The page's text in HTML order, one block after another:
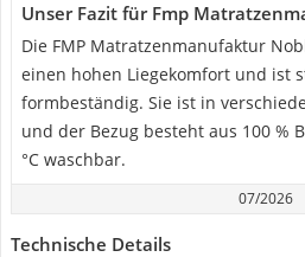
Unser Fazit für Fmp
Die FMP Matratzenmanufaktur
einen hohen Liegekomfort und ist
formbeständig. Sie ist in
und der Bezug besteht aus 100 %
°C waschbar.
07/2026
Technische Details